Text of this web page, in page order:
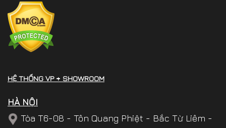
HỆ THỐNG VP + SHOWROOM
HÀ NỘI
Tòa T6-08 - Tôn Quang Phiệt - Bắc Từ Liêm -